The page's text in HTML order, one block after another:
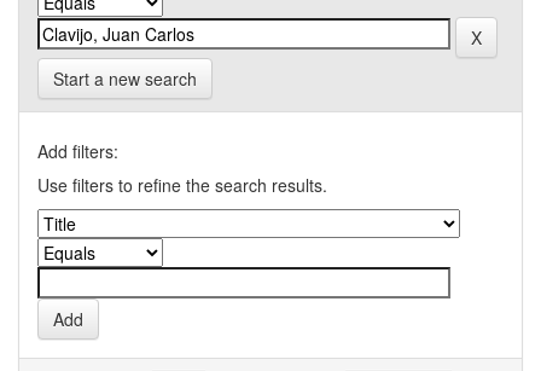
Start a new search
Add filters:
Use filters to refine the search results.